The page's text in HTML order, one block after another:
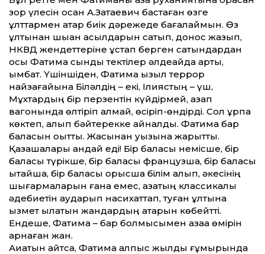
зор үлесін қосқан А.Затаевич бастаған өзге
ұлттармен қатар биік дәрежеде бағалаймын. Өз
ұлтынан шыққан асылдарын сатып, донос жазып,
НКВД жендеттеріне ұстап берген сатқындардан
осы Фатима сынды тектілер әлдеқайда артық,
қымбат. Үшіншіден, Фатима қызыл террор
найзағайына Біләлдің – екі, Ілиястың – үш,
Мұхтардың бір перзентін күйдірмей, азап
вагонында өлтіріп алмай, өсіріп-өндірді. Сол ұрпақ
көктеп, алып бәйтерекке айналды. Фатима бар
баласын оқытты. Жасынан уызына жарытты.
Қазақшалары қандай еді! Бір баласы немісше, бір
баласы түрікше, бір баласы французша, бір баласы
қытайша, бір баласы орысша білім алып, әкесінің
шығармаларын ғана емес, қазақтың классикалық
әдебиетін аударып насихаттап, туған ұлтына
қызмет қылатын жандардың қатарын көбейтті.
Ендеше, Фатима – бар болмысымен қазаққа өмірін
арнаған жан.
Ақиқатын айтсақ, Фатима алпыс жылдық ғұмырында